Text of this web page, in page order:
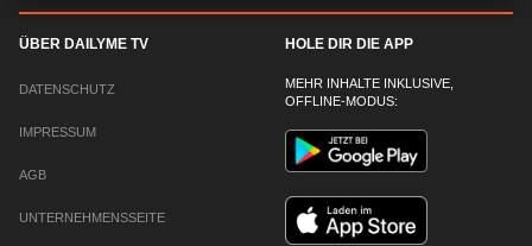
ÜBER DAILYME TV
DATENSCHUTZ
IMPRESSUM
AGB
UNTERNEHMENSSEITE
HOLE DIR DIE APP
MEHR INHALTE INKLUSIVE,
OFFLINE-MODUS: